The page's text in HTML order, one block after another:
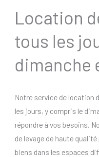
Location
tous les
dimanche
Notre service de location
les jours, y compris le
répondre à vos besoins.
de levage de haute
biens dans les espaces